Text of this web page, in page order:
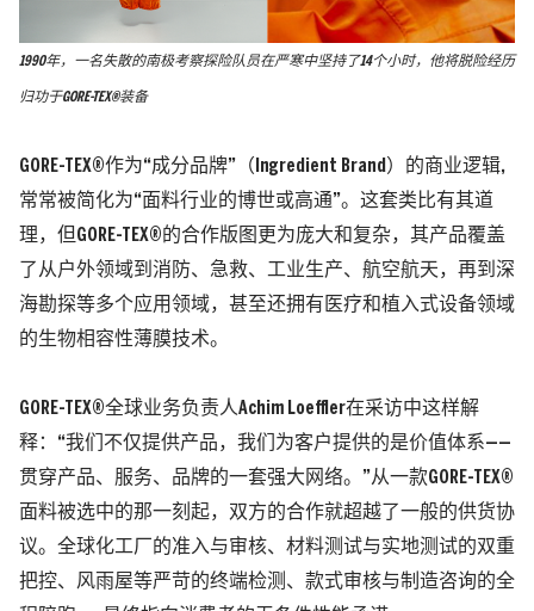
1990年，一名失散的南极考察探险队员在严寒中坚持了14个小时，他将脱险经历
归功于GORE-TEX®装备
GORE-TEX®作为“成分品牌” （Ingredient Brand）
的商业逻辑,
常常被简化为“面料行业的博世或高通”。这套类比有其道
理，但GORE-TEX®的合作版图更为庞大和复杂，其产品覆盖
了从户外领域到消防、急救、工业生产、航空航天，再到深
海勘探等多个应用领域，甚至还拥有医疗和植入式设备领域
的生物相容性薄膜技术。
GORE-TEX®全球业务负责人Achim Loeffler在采访中这样解
释：“我们不仅提供产品，我们为客户提供的是价值体系——
贯穿产品、服务、品牌的一套强大网络。”从一款GORE-TEX®
面料被选中的那一刻起，双方的合作就超越了一般的供货协
议。全球化工厂的准入与审核、材料测试与实地测试的双重
把控、风雨屋等严苛的终端检测、款式审核与制造咨询的全